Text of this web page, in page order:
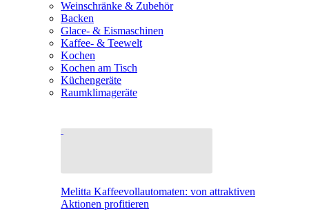
Weinschränke & Zubehör
Backen
Glace- & Eismaschinen
Kaffee- & Teewelt
Kochen
Kochen am Tisch
Küchengeräte
Raumklimageräte
Melitta Kaffeevollautomaten: von attraktiven
Aktionen profitieren